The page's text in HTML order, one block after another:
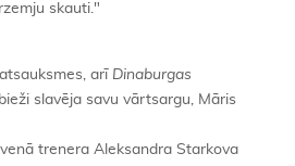
skauti."
arī Dinaburgas
slavēja savu vārtsargu, Māris
trenera Aleksandra Starkova